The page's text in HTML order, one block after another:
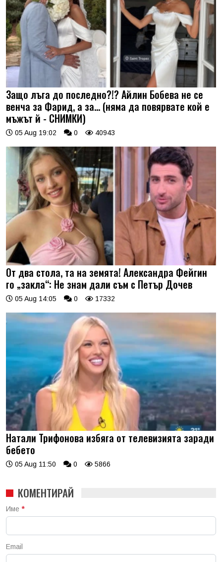
Защо лъга до последно?!? Айлин Бобева не се
венча за Фарид, а за... (няма да повярвате кой е
мъжът й - СНИМКИ)
05 Aug 19:02 0 40943
От два стола, та на земята! Александра Фейгин
го „закла“: Не знам дали съм с Петър Дочев
05 Aug 14:05 0 17332
Натали Трифонова избяга от телевизията заради
бебето
05 Aug 11:50 0 5866
КОМЕНТИРАЙ
Име *
Email